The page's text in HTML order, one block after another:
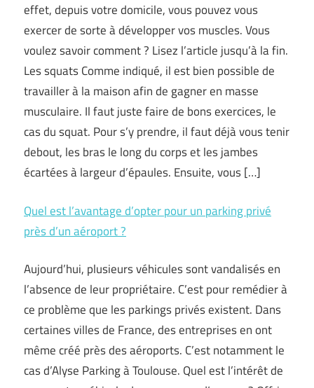
effet, depuis votre domicile, vous pouvez vous
exercer de sorte à développer vos muscles. Vous
voulez savoir comment ? Lisez l’article jusqu’à la fin.
Les squats Comme indiqué, il est bien possible de
travailler à la maison afin de gagner en masse
musculaire. Il faut juste faire de bons exercices, le
cas du squat. Pour s’y prendre, il faut déjà vous tenir
debout, les bras le long du corps et les jambes
écartées à largeur d’épaules. Ensuite, vous […]
Quel est l’avantage d’opter pour un parking privé
près d’un aéroport ?
Aujourd’hui, plusieurs véhicules sont vandalisés en
l’absence de leur propriétaire. C’est pour remédier à
ce problème que les parkings privés existent. Dans
certaines villes de France, des entreprises en ont
même créé près des aéroports. C’est notamment le
cas d’Alyse Parking à Toulouse. Quel est l’intérêt de